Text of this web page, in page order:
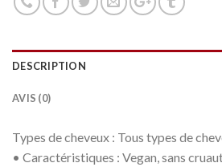
DESCRIPTION
AVIS (0)
Types de cheveux : Tous types de
• Caractéristiques : Vegan, sans